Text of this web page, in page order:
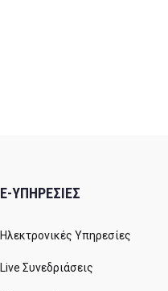
E-ΥΠΗΡΕΣΙΕΣ
Ηλεκτρονικές Υπηρεσίες
Live Συνεδριάσεις